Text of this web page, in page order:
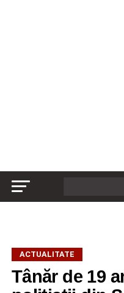
ACTUALITATE
Tânăr de 19